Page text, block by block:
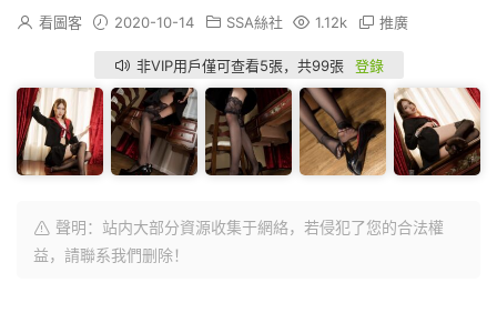
看圖客 2020-10-14 SSA絲社 1.12k 推廣
非VIP用戶僅可查看5張，共99張 登錄
聲明：站内大部分資源收集于網絡，若侵犯了您的合法權
益，請聯系我們删除！